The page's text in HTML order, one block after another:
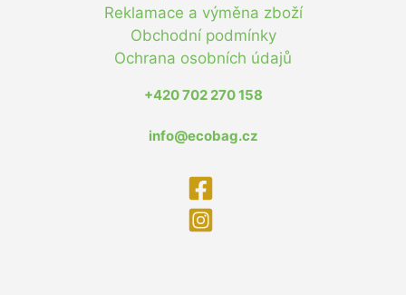
Reklamace a výměna zboží
Obchodní podmínky
Ochrana osobních údajů
+420 702 270 158
info@ecobag.cz